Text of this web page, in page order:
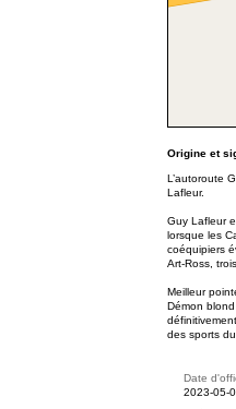
Origine et
L’autoroute
Lafleur.
Guy Lafleur
lorsque les
coéquipiers
Art-Ross,
Meilleur
Démon
des sports
Date
2023-05-